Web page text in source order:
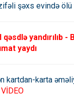
şəxs evində ölü
yandırılıb -
yaydı
kartdan-karta